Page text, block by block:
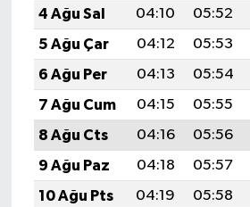
4 Ağu Sal
04:10 05:52
5 Ağu Çar
04:12 05:53
6 Ağu Per
04:13 05:54
7 Ağu Cum
04:15 05:55
8 Ağu Cts
04:16 05:56
9 Ağu Paz
04:18 05:57
10 Ağu Pts
04:19 05:58